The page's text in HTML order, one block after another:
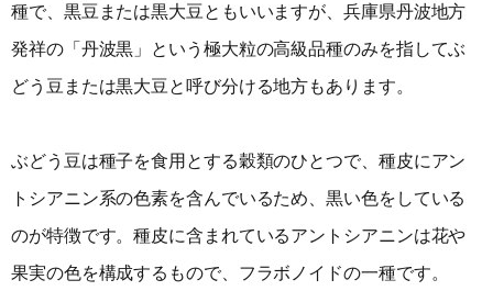
種で、黒豆または黒大豆ともいいますが、兵庫県丹波地方
発祥の「丹波黒」という極大粒の高級品種のみを指してぶ
どう豆または黒大豆と呼び分ける地方もあります。
ぶどう豆は種子を食用とする穀類のひとつで、種皮にアン
トシアニン系の色素を含んでいるため、黒い色をしている
のが特徴です。種皮に含まれているアントシアニンは花や
果実の色を構成するもので、フラボノイドの一種です。